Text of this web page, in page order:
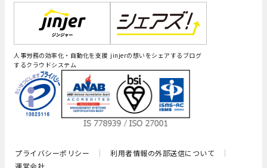
人事労務の効率化・自動化を支援
するクラウドシステム
jinjerの想いをシェアするブログ
プライバシーポリシー
利用者情報の外部送信について
運営会社